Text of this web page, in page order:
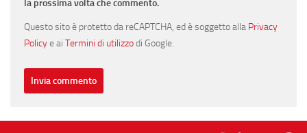
la prossima volta che commento.
Questo sito è protetto da reCAPTCHA, ed è soggetto alla Privacy
Policye ai Termini di utilizzodi Google.